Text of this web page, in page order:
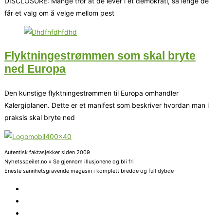
får et valg om å velge mellom pest
Flyktningestrømmen som skal bryte
ned Europa
Den kunstige flyktningestrømmen til Europa omhandler
Kalergiplanen. Dette er et manifest som beskriver hvordan man i
praksis skal bryte ned
Autentisk faktasjekker siden 2009
Nyhetsspeilet.no » Se gjennom illusjonene og bli fri
Eneste sannhetsgravende magasin i komplett bredde og full dybde